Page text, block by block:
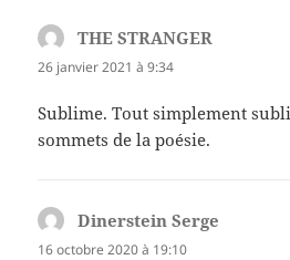
THE STRANGER
26 janvier 2021 à 9:34
Sublime. Tout simplement
sommets de la poésie.
Dinerstein Serge
16 octobre 2020 à 19:10